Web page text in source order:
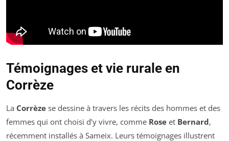
Témoignages et vie rurale en
Corrèze
La Corrèze se dessine à travers les récits des hommes et des
femmes qui ont choisi d’y vivre, comme Rose et Bernard,
récemment installés à Sameix. Leurs témoignages illustrent